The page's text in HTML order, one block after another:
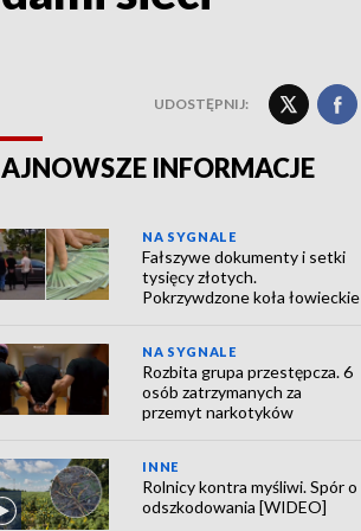
UDOSTĘPNIJ:
INFORMACJE
NA SYGNALE
Fałszywe dokumenty i setki
tysięcy złotych.
Pokrzywdzone koła łowieckie
NA SYGNALE
Rozbita grupa przestępcza. 6
osób zatrzymanych za
przemyt narkotyków
INNE
Rolnicy kontra myśliwi. Spór o
odszkodowania [WIDEO]